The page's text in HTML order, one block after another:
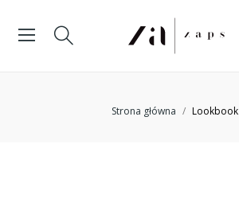
Strona główna Lookbook